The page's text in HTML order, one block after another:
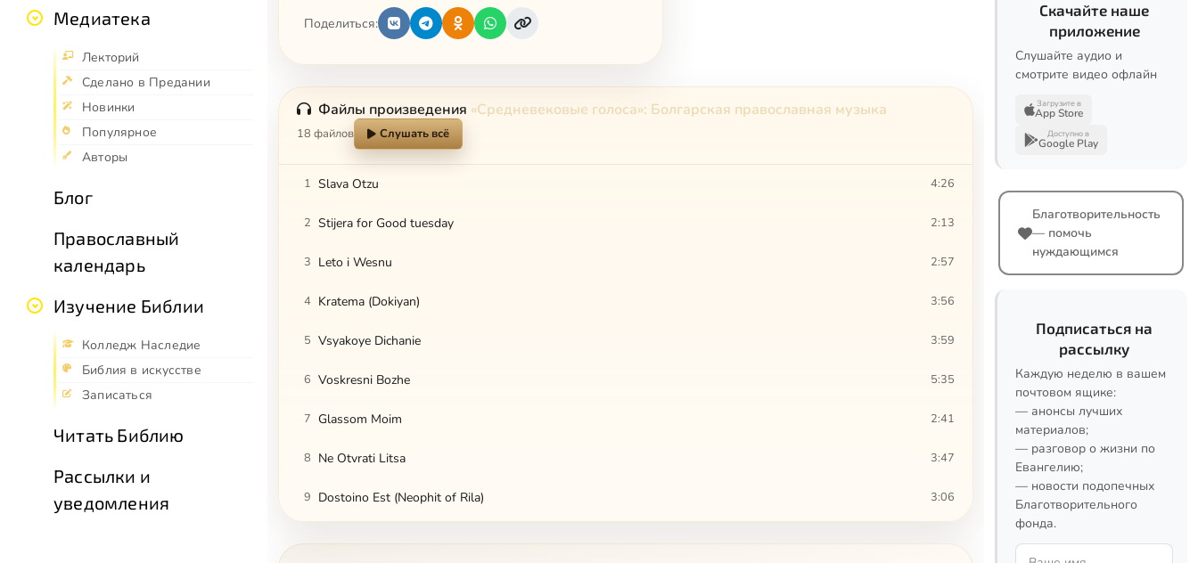
Медиатека
Лекторий
Сделано в Предании
Новинки
Популярное
Авторы
Блог
Православный
календарь
Изучение Библии
Колледж Наследие
Библия в искусстве
Записаться
Читать Библию
Рассылки и
уведомления
Поделиться:
Файлы произведения «Средневековые голоса»: Болгарская православная музыка
18 файлов Слушать всё
1 Slava Otzu 4:26
2 Stijera for Good tuesday 2:13
3 Leto i Wesnu 2:57
4 Kratema (Dokiyan) 3:56
5 Vsyakoye Dichanie 3:59
6 Voskresni Bozhe 5:35
7 Glassom Moim 2:41
8 Ne Otvrati Litsa 3:47
9 Dostoino Est (Neophit of Rila) 3:06
Скачайте наше
приложение
Слушайте аудио и
смотрите видео офлайн
Загрузите в
App Store
Доступно в
Google Play
Благотворительность
— помочь
нуждающимся
Подписаться на
рассылку
Каждую неделю в вашем
почтовом ящике:
— анонсы лучших
материалов;
— разговор о жизни по
Евангелию;
— новости подопечных
Благотворительного
фонда.